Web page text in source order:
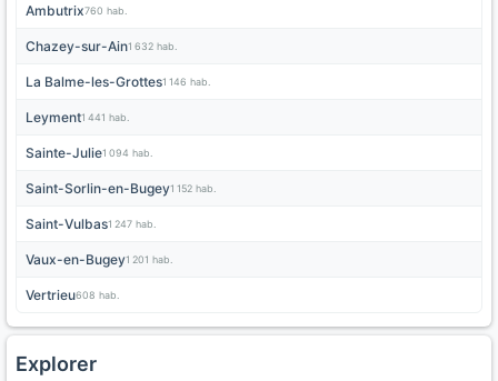
Ambutrix760 hab.
Chazey-sur-Ain1 632 hab.
La Balme-les-Grottes1 146 hab.
Leyment1 441 hab.
Sainte-Julie1 094 hab.
Saint-Sorlin-en-Bugey1 152 hab.
Saint-Vulbas1 247 hab.
Vaux-en-Bugey1 201 hab.
Vertrieu608 hab.
Explorer